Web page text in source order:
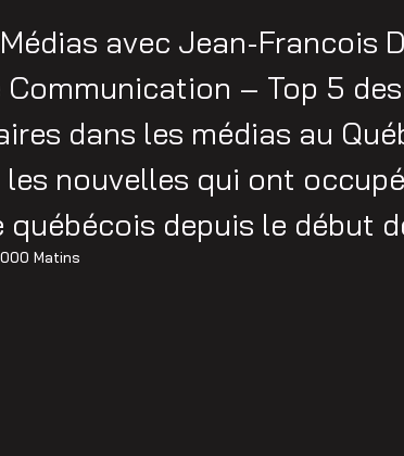
avec Jean-Francois
Communication – Top 5
dans les médias au
nouvelles qui ont
depuis le début
Matins